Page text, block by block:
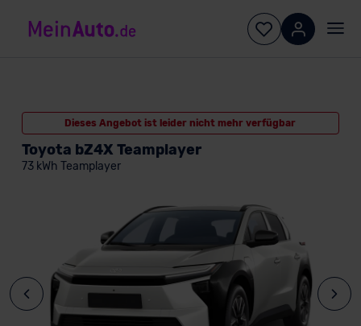
Dieses Angebot ist leider nicht mehr verfügbar
Toyota bZ4X Teamplayer
73 kWh Teamplayer